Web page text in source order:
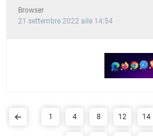
Browser
21 settembre 2022 alle 14:54
1 4 8 12 14